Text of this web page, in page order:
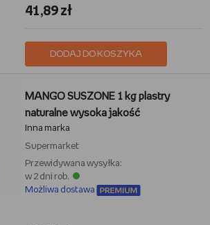
41,89 zł
DODAJ DO KOSZYKA
MANGO SUSZONE 1 kg plastry
naturalne wysoka jakość
Inna marka
Supermarket
Przewidywana wysyłka:
w 2 dni rob.
Możliwa dostawa